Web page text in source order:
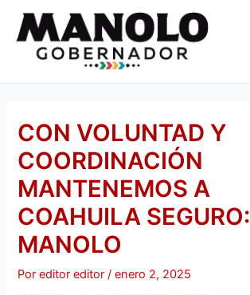
contenido
CON VOLUNTAD Y
COORDINACIÓN
MANTENEMOS A
COAHUILA SEGURO:
MANOLO
Poreditor editor/enero 2, 2025
de
entradas